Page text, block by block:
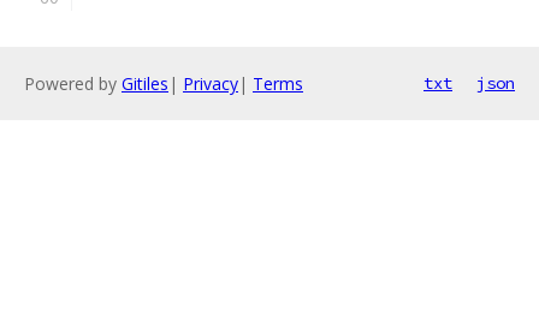
Powered by Gitiles | Privacy| Terms txt json